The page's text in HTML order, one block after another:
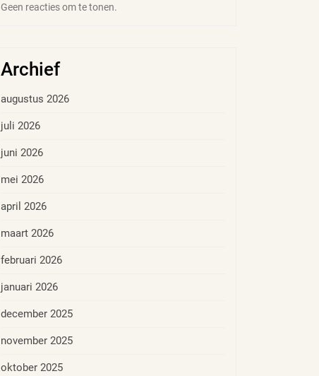
Geen reacties om te tonen.
Archief
augustus 2026
juli 2026
juni 2026
mei 2026
april 2026
maart 2026
februari 2026
januari 2026
december 2025
november 2025
oktober 2025